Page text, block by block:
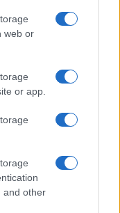
web or
or app.
and other
paura tra Olbia e
ad Arzachena,